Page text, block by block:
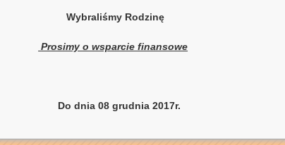
Rodzinę
Prosimy o wsparcie finansowe
2017r.